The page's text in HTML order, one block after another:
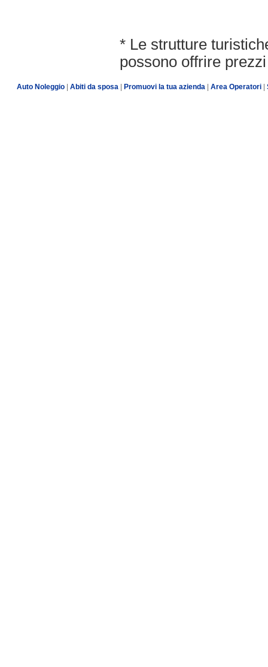
* Le strutture
possono offrire
Auto Noleggio Abiti da sposa Promuovi la tua azienda Area Operatori